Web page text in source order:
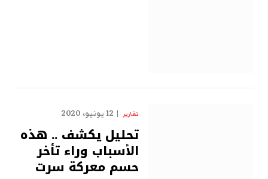
تقارير 12 يونيو، 2020
تحليل يكشف .. هذه
الأسباب وراء تأخر
حسم معركة سرت